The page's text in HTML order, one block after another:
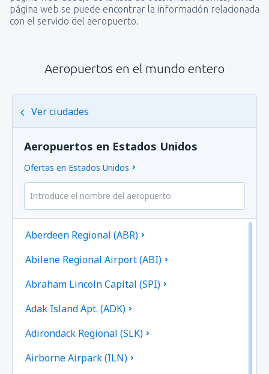
página web se puede encontrar la información relacionada
con el servicio del aeropuerto.
Aeropuertos en el mundo entero
Ver ciudades
Aeropuertos en Estados Unidos
Ofertas en Estados Unidos
Aberdeen Regional (ABR)
Abilene Regional Airport (ABI)
Abraham Lincoln Capital (SPI)
Adak Island Apt. (ADK)
Adirondack Regional (SLK)
Airborne Airpark (ILN)